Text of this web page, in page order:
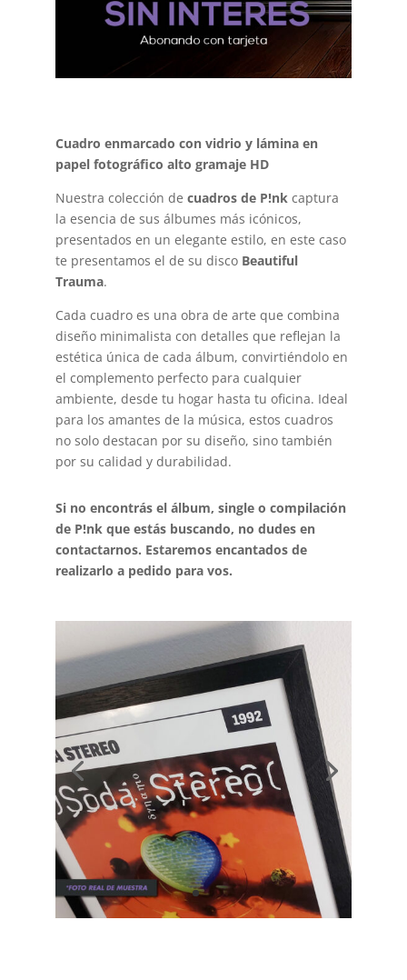
Cuadro enmarcado con vidrio y lámina en
papel fotográfico alto gramaje HD
Nuestra colección de cuadros de P!nkcaptura
la esencia de sus álbumes más icónicos,
presentados en un elegante estilo, en este caso
te presentamos el de su disco Beautiful
Trauma.
Cada cuadro es una obra de arte que combina
diseño minimalista con detalles que reflejan la
estética única de cada álbum, convirtiéndolo en
el complemento perfecto para cualquier
ambiente, desde tu hogar hasta tu oficina. Ideal
para los amantes de la música, estos cuadros
no solo destacan por su diseño, sino también
por su calidad y durabilidad.
Si no encontrás el álbum, single o compilación
de P!nk que estás buscando, no dudes en
contactarnos. Estaremos encantados de
realizarlo a pedido para vos.